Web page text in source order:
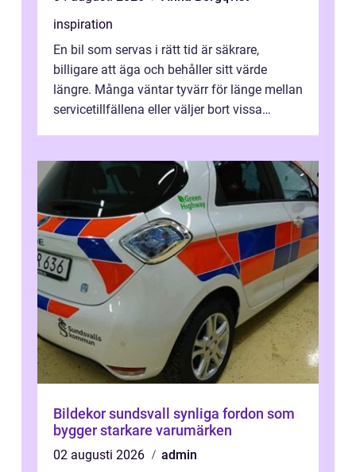
inspiration
En bil som servas i rätt tid är säkrare,
billigare att äga och behåller sitt värde
längre. Många väntar tyvärr för länge mellan
servicetillfällena eller väljer bort vissa
Bildekor sundsvall synliga fordon som
bygger starkare varumärken
02 augusti 2026
admin